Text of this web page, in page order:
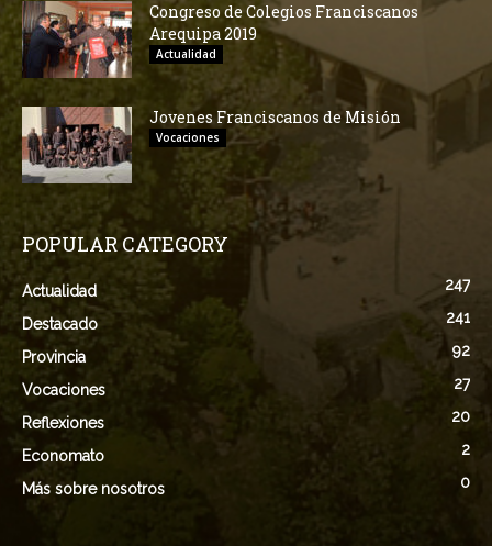
Congreso de Colegios Franciscanos
Arequipa 2019
Actualidad
Jovenes Franciscanos de Misión
Vocaciones
POPULAR CATEGORY
Actualidad 247
Destacado 241
Provincia 92
Vocaciones 27
Reflexiones 20
Economato 2
Más sobre nosotros 0